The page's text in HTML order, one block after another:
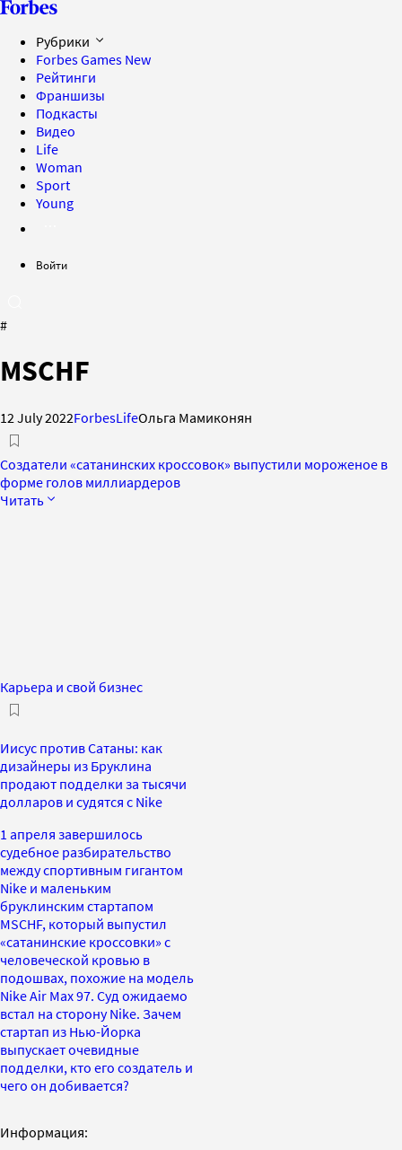
Рубрики
Forbes Games New
Рейтинги
Франшизы
Подкасты
Видео
Life
Woman
Sport
Young
Войти
#
MSCHF
12 July 2022ForbesLifeОльга Мамиконян
Создатели «сатанинских кроссовок» выпустили мороженое в
форме голов миллиардеров
Читать
Карьера и свой бизнес
Иисус против Сатаны: как
дизайнеры из Бруклина
продают подделки за тысячи
долларов и судятся с Nike
1 апреля завершилось
судебное разбирательство
между спортивным гигантом
Nike и маленьким
бруклинским стартапом
MSCHF, который выпустил
«сатанинские кроссовки» с
человеческой кровью в
подошвах, похожие на модель
Nike Air Max 97. Суд ожидаемо
встал на сторону Nike. Зачем
стартап из Нью-Йорка
выпускает очевидные
подделки, кто его создатель и
чего он добивается?
Информация: